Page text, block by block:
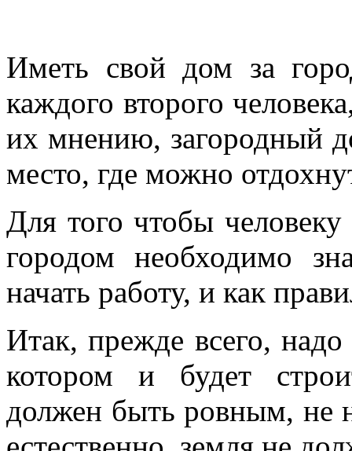
Иметь свой дом за
каждого второго
их мнению, загородный
место, где можно
Для того чтобы
городом необходимо
начать работу, и как
Итак, прежде всего,
котором и будет
должен быть ровным, не